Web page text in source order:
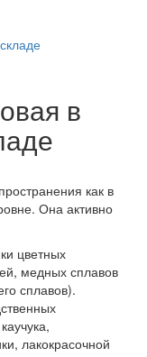
в
как в
Она активно
цветных
медных сплавов
сплавов).
лакокрасочной